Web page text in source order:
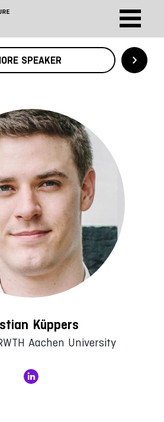
SPEAKER
Küppers
Aachen University